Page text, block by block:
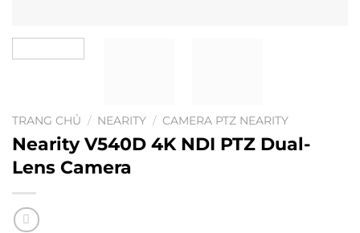
TRANG CHỦ / NEARITY / CAMERA PTZ NEARITY
Nearity V540D 4K NDI PTZ Dual-
Lens Camera